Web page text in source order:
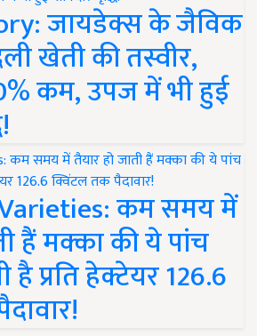
जायडेक्स के जैविक
खेती की तस्वीर,
कम, उपज में भी हुई
कम समय में
हैं मक्का की ये पांच
है प्रति हेक्टेयर 126.6